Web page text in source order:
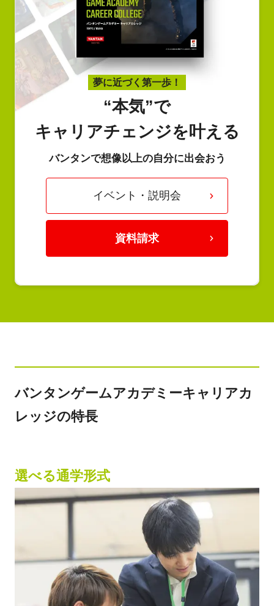
夢に近づく第一歩！
“本気”で
キャリアチェンジを叶える
バンタンで想像以上の自分に出会おう
イベント・説明会
資料請求
バンタンゲームアカデミーキャリアカ
レッジの特長
選べる通学形式